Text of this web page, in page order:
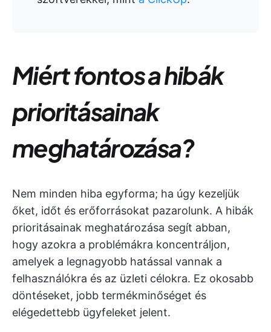
Miért fontos a hibák
prioritásainak
meghatározása?
Nem minden hiba egyforma; ha úgy kezeljük
őket, időt és erőforrásokat pazarolunk. A hibák
prioritásainak meghatározása segít abban,
hogy azokra a problémákra koncentráljon,
amelyek a legnagyobb hatással vannak a
felhasználókra és az üzleti célokra. Ez okosabb
döntéseket, jobb termékminőséget és
elégedettebb ügyfeleket jelent.